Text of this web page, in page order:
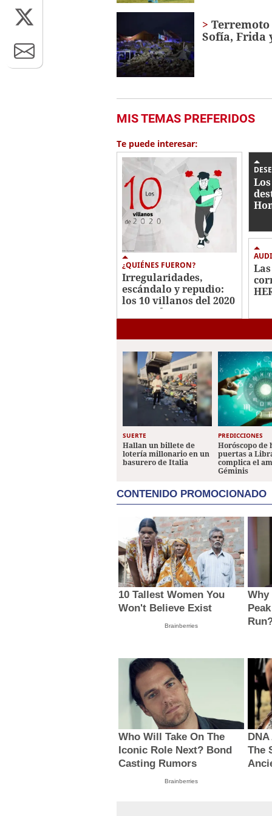
Sofía, Frida
MIS TEMAS PREFERIDOS
Te puede interesar:
¿QUIÉNES FUERON?
Irregularidades,
escándalo y repudio:
los 10 villanos del 2020
en Honduras
SUERTE
Hallan un billete de
lotería millonario en un
basurero de Italia
PREDICCIONES
Horóscopo de
puertas a
complica el
Géminis
CONTENIDO PROMOCIONADO
10 Tallest Women You
Won't Believe Exist
Brainberries
Why
Who Will Take On The
Iconic Role Next? Bond
Casting Rumors
Brainberries
The